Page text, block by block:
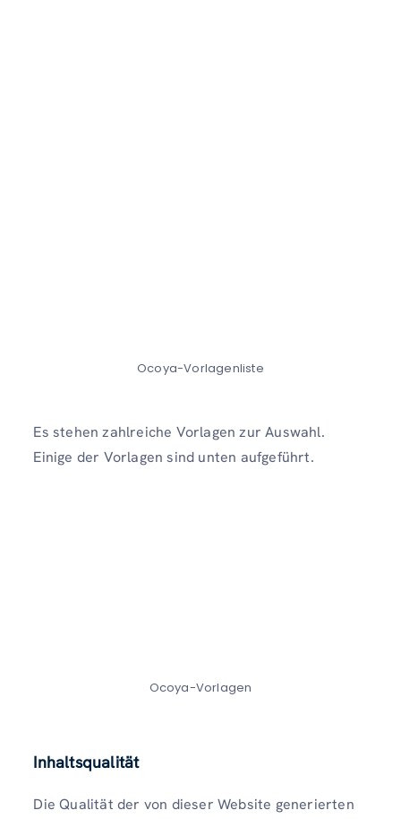
Ocoya-Vorlagenliste
Es stehen zahlreiche Vorlagen zur Auswahl.
Einige der Vorlagen sind unten aufgeführt.
Ocoya-Vorlagen
Inhaltsqualität
Die Qualität der von dieser Website generierten